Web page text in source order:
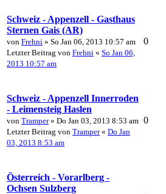
Schweiz - Appenzell - Gasthaus
Sternen Gais (AR)
von Frehni » So Jan 06, 2013 10:57 am
Letzter Beitrag von Frehni « So Jan 06,
2013 10:57 am
0
Schweiz - Appenzell Innerroden
- Leimensteig Haslen
von Tramper» Do Jan 03, 2013 8:53 am
Letzter Beitrag von Tramper« Do Jan
03, 2013 8:53 am
0
Österreich - Vorarlberg -
Ochsen Sulzberg